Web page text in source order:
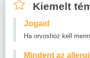
Kiemelt
Jogaid
Ha orvoshoz kell
Mindent az